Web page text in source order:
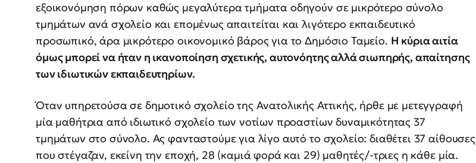
εξοικονόμηση πόρων καθώς μεγαλύτερα τμήματα οδηγούν σε μικρότερο σύνολο
τμημάτων ανά σχολείο και επομένως απαιτείται και λιγότερο εκπαιδευτικό
προσωπικό, άρα μικρότερο οικονομικό βάρος για το Δημόσιο Ταμείο. Η κύρια αιτία
όμως μπορεί να ήταν η ικανοποίηση σχετικής, αυτονόητης αλλά σιωπηρής, απαίτησης
των ιδιωτικών εκπαιδευτηρίων.
Όταν υπηρετούσα σε δημοτικό σχολείο της Ανατολικής Αττικής, ήρθε με μετεγγραφή
μία μαθήτρια από ιδιωτικό σχολείο των νοτίων προαστίων δυναμικότητας 37
τμημάτων στο σύνολο. Ας φανταστούμε για λίγο αυτό το σχολείο: διαθέτει 37 αίθουσες
που στέγαζαν, εκείνη την εποχή, 28 (καμιά φορά και 29) μαθητές/-τριες η κάθε μία.